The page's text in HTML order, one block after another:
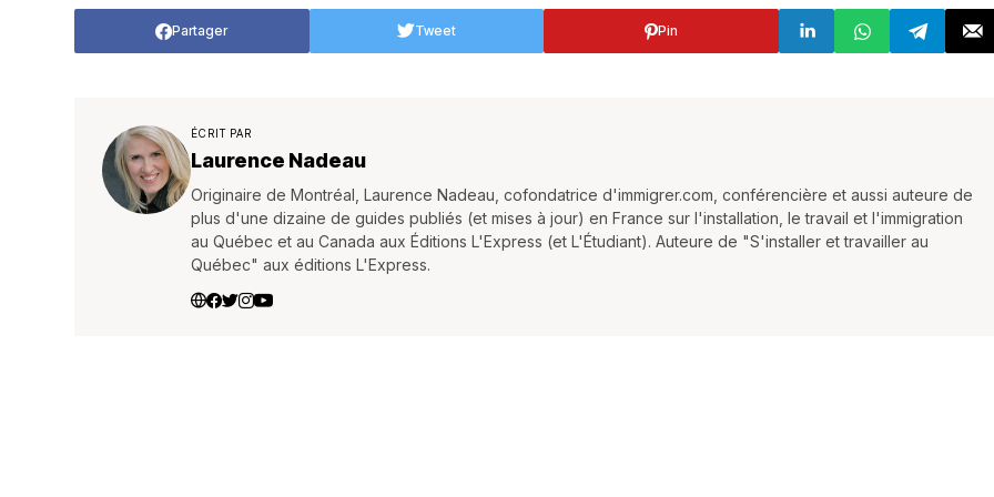
Partager Tweet Pin
ÉCRIT PAR
Laurence Nadeau
Originaire de Montréal, Laurence Nadeau, cofondatrice d'immigrer.com, conférencière et aussi auteure de
plus d'une dizaine de guides publiés (et mises à jour) en France sur l'installation, le travail et l'immigration
au Québec et au Canada aux Éditions L'Express (et L'Étudiant). Auteure de "S'installer et travailler au
Québec" aux éditions L'Express.